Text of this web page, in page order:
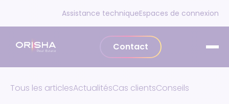
Assistance techniqueEspaces de connexion
Contact
Tous les articlesActualitésCas clientsConseils